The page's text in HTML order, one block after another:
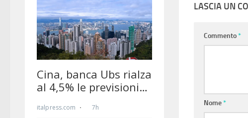
LASCIA UN
Commento*
Nome*